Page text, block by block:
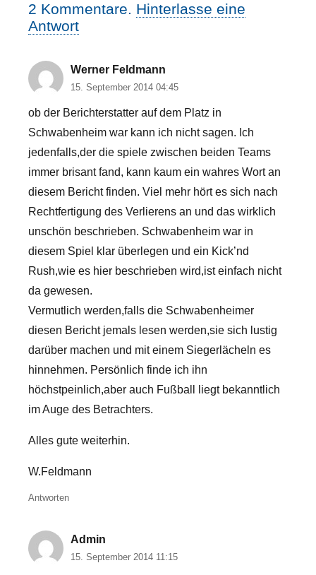
2 Kommentare. Hinterlasse eine
Antwort
Werner Feldmann
15. September 2014 04:45
ob der Berichterstatter auf dem Platz in
Schwabenheim war kann ich nicht sagen. Ich
jedenfalls,der die spiele zwischen beiden Teams
immer brisant fand, kann kaum ein wahres Wort an
diesem Bericht finden. Viel mehr hört es sich nach
Rechtfertigung des Verlierens an und das wirklich
unschön beschrieben. Schwabenheim war in
diesem Spiel klar überlegen und ein Kick’nd
Rush,wie es hier beschrieben wird,ist einfach nicht
da gewesen.
Vermutlich werden,falls die Schwabenheimer
diesen Bericht jemals lesen werden,sie sich lustig
darüber machen und mit einem Siegerlächeln es
hinnehmen. Persönlich finde ich ihn
höchstpeinlich,aber auch Fußball liegt bekanntlich
im Auge des Betrachters.
Alles gute weiterhin.
W.Feldmann
Antworten
Admin
15. September 2014 11:15